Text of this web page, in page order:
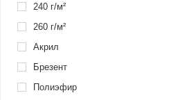
240 г/м²
260 г/м²
Акрил
Брезент
Полиэфир